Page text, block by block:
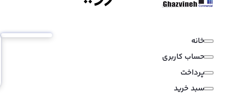
خانه
حساب کاربری
پرداخت
سبد خرید